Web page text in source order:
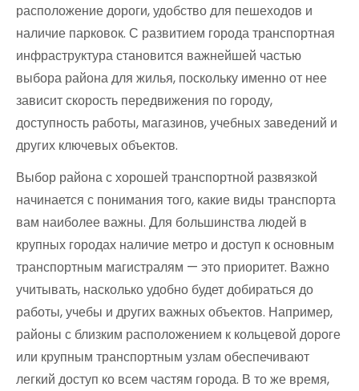
расположение дороги, удобство для пешеходов и
наличие парковок. С развитием города транспортная
инфраструктура становится важнейшей частью
выбора района для жилья, поскольку именно от нее
зависит скорость передвижения по городу,
доступность работы, магазинов, учебных заведений и
других ключевых объектов.
Выбор района с хорошей транспортной развязкой
начинается с понимания того, какие виды транспорта
вам наиболее важны. Для большинства людей в
крупных городах наличие метро и доступ к основным
транспортным магистралям — это приоритет. Важно
учитывать, насколько удобно будет добираться до
работы, учебы и других важных объектов. Например,
районы с близким расположением к кольцевой дороге
или крупным транспортным узлам обеспечивают
легкий доступ ко всем частям города. В то же время,